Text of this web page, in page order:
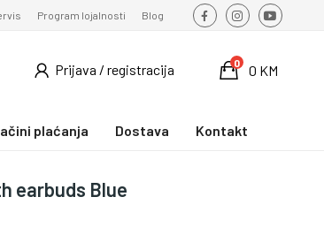
Program lojalnosti Blog
Prijava / registracija 0 KM
0
plaćanja Dostava Kontakt
earbuds Blue